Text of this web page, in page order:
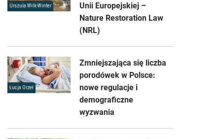
Urszula Wilk-Winter
Unii Europejskiej –
Nature Restoration Law
(NRL)
Łucja Orzeł
Zmniejszająca się liczba
porodówek w Polsce:
nowe regulacje i
demograficzne
wyzwania